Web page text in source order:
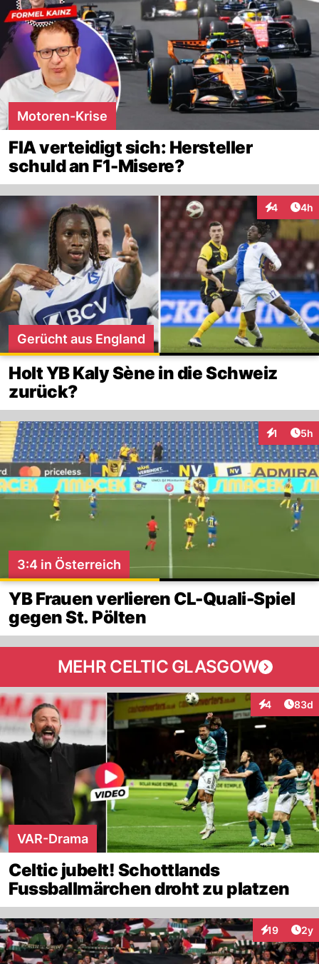
Motoren-Krise
FIA verteidigt sich: Hersteller
schuld an F1-Misere?
4 4h
Gerücht aus England
Holt YB Kaly Sène in die Schweiz
zurück?
1 5h
3:4 in Österreich
YB Frauen verlieren CL-Quali-Spiel
gegen St. Pölten
MEHR CELTIC GLASGOW
4
Interaktionen
83d
VAR-Drama
Celtic jubelt! Schottlands
Fussballmärchen droht zu platzen
19 2y